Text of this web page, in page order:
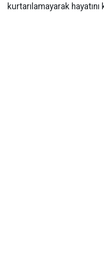
kurtarılamayarak